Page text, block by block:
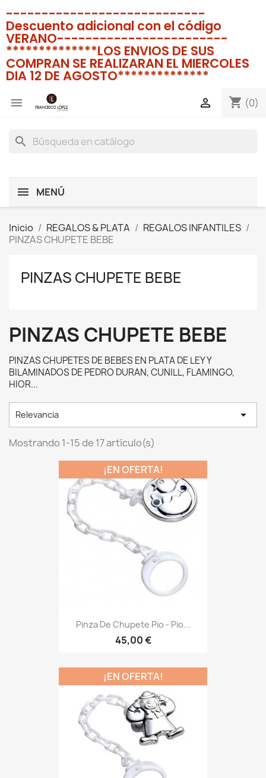
----------------------------
Descuento adicional con el código
VERANO------------------------
**************LOS ENVIOS DE SUS
COMPRAN SE REALIZARAN EL MIERCOLES
DIA 12 DE AGOSTO**************
 shopping_cart (0)

search
MENÚ
Inicio REGALOS & PLATA
REGALOS INFANTILES
PINZAS CHUPETE BEBE
PINZAS CHUPETE BEBE
PINZAS CHUPETE BEBE
PINZAS CHUPETES DE BEBES EN PLATA DE LEY Y
BILAMINADOS DE PEDRO DURAN, CUNILL, FLAMINGO,
HIOR...
Relevancia 
Mostrando 1-15 de 17 artículo(s)
Pinza De Chupete Pio - Pio...
45,00 €
¡EN OFERTA!
¡EN OFERTA!